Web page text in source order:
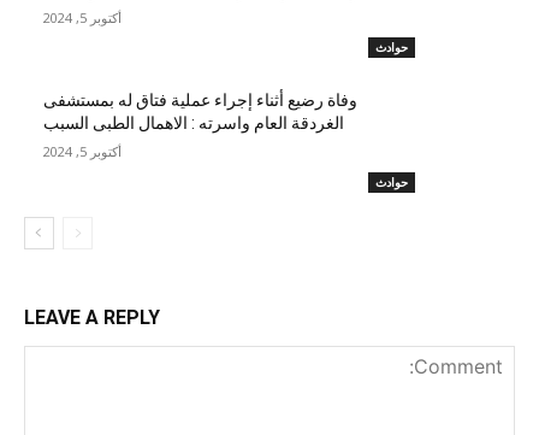
حوادث
أكتوبر 5, 2024
حوادث
وفاة رضيع أثناء إجراء عملية فتاق له بمستشفى
الغردقة العام واسرته : الاهمال الطبى السبب
أكتوبر 5, 2024
LEAVE A REPLY